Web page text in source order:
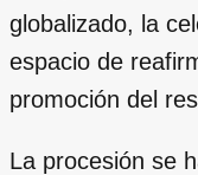
globalizado, la
espacio de
promoción del
La procesión se